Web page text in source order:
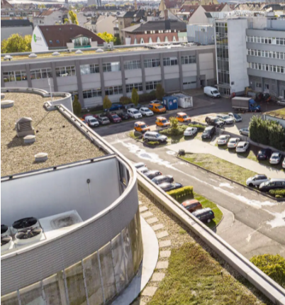
Lightware – Kisvállalkozásból globális tech-vállalat
Vida Gergely 1998-ban indította el a Lightware Zrt.-t az
év alatt kisvállalkozásból globális, iparági vezetővé nőttek, 4
országban elérhetőek termékeik.